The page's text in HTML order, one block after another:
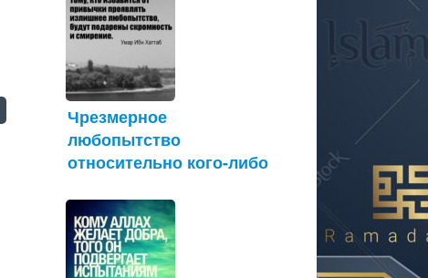
Чрезмерное
любопытство
относительно кого-либо